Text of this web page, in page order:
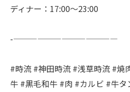
ディナー：17:00～23:00
-—————————————
#時流 #神田時流 #浅草時流 #
牛 #黒毛和牛 #肉 #カルビ #牛